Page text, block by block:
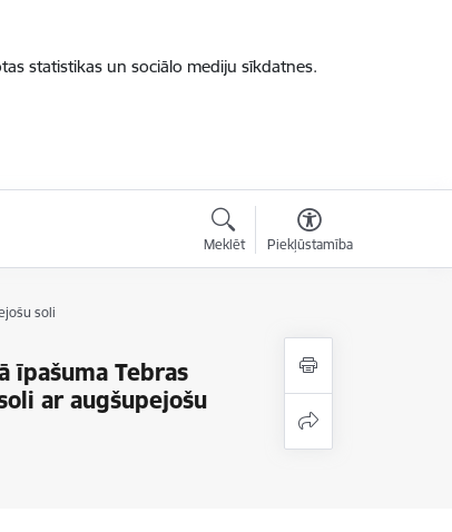
statistikas un sociālo mediju sīkdatnes.
Meklēt Piekļūstamība
soli
īpašuma Tebras
ar augšupejošu